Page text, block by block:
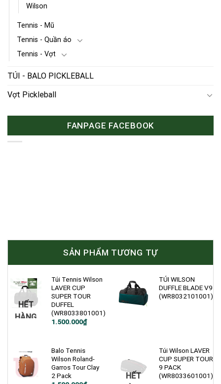
Wilson
Tennis - Mũ
Tennis - Quần áo
Tennis - Vợt
TÚI - BALO PICKLEBALL
Vợt Pickleball
FANPAGE FACEBOOK
SẢN PHẨM TƯƠNG TỰ
HẾT
HÀNG
Túi Tennis Wilson
LAVER CUP
SUPER TOUR
DUFFEL
(WR8033801001)
1.500.000₫
TÚI WILSON
DUFFLE BLADE V9
(WR8032101001)
Balo Tennis
Wilson Roland-
Garros Tour Clay
2 Pack
HẾT
Túi Wilson LAVER
CUP SUPER TOUR
9 PACK
(WR8033601001)